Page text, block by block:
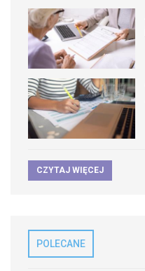
CZYTAJ WIĘCEJ
POLECANE